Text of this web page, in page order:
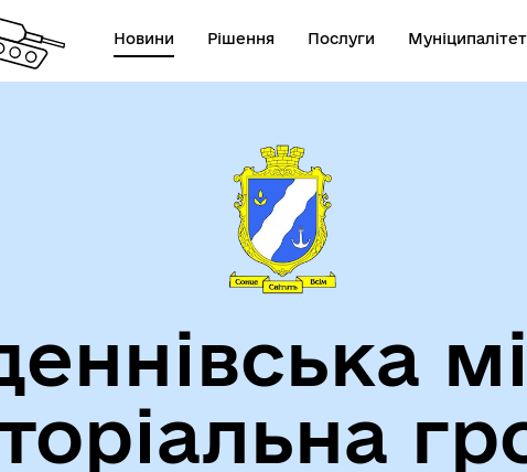
Новини Рішення Послуги Муніципалітет
Туризм